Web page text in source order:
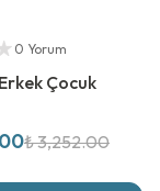
0 Yorum
Çocuk
₺ 3,252.00